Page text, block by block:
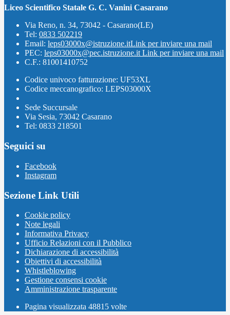
Liceo Scientifico Statale G. C. Vanini Casarano
Via Reno, n. 34, 73042 - Casarano(LE)
Tel: 0833 502219
Email: leps03000x@istruzione.itLink per inviare una mail
PEC: leps03000x@pec.istruzione.itLink per inviare una mail
C.F.: 81001410752
Codice univoco fatturazione: UF53XL
Codice meccanografico: LEPS03000X
Sede Succursale
Via Sesia, 73042 Casarano
Tel: 0833 218501
Seguici su
Facebook
Instagram
Sezione Link Utili
Cookie policy
Note legali
Informativa Privacy
Ufficio Relazioni con il Pubblico
Dichiarazione di accessibilità
Obiettivi di accessibilità
Whistleblowing
Gestione consensi cookie
Amministrazione trasparente
Pagina visualizzata 48815 volte